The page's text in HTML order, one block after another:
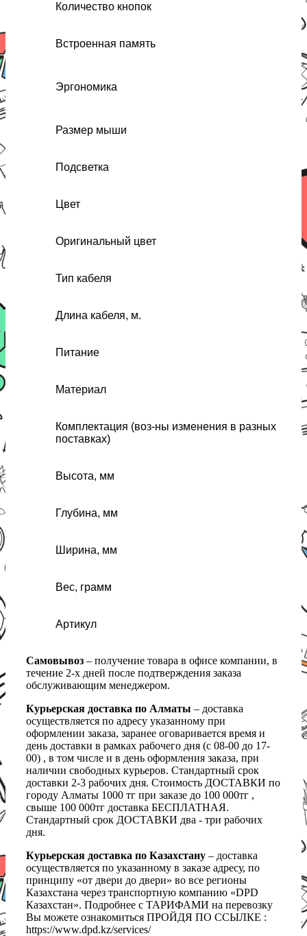
Количество кнопок
Встроенная память
Эргономика
Размер мыши
Подсветка
Цвет
Оригинальный цвет
Тип кабеля
Длина кабеля, м.
Питание
Материал
Комплектация (воз-ны изменения в разных
поставках)
Высота, мм
Глубина, мм
Ширина, мм
Вес, грамм
Артикул
Самовывоз – получение товара в офисе компании, в
течение 2-х дней после подтверждения заказа
обслуживающим менеджером.
Курьерская доставка по Алматы – доставка
осуществляется по адресу указанному при
оформлении заказа, заранее оговаривается время и
день доставки в рамках рабочего дня (с 08-00 до 17-
00) , в том числе и в день оформления заказа, при
наличии свободных курьеров. Стандартный срок
доставки 2-3 рабочих дня. Стоимость ДОСТАВКИ по
городу Алматы 1000 тг при заказе до 100 000тг ,
свыше 100 000тг доставка БЕСПЛАТНАЯ.
Стандартный срок ДОСТАВКИ два - три рабочих
дня.
Курьерская доставка по Казахстану – доставка
осуществляется по указанному в заказе адресу, по
принципу «от двери до двери» во все регионы
Казахстана через транспортную компанию «DPD
Казахстан». Подробнее с ТАРИФАМИ на перевозку
Вы можете ознакомиться ПРОЙДЯ ПО ССЫЛКЕ :
https://www.dpd.kz/services/